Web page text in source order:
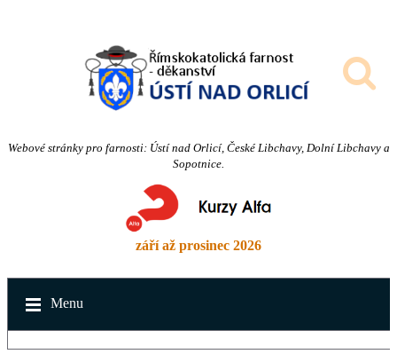
Webové stránky pro farnosti: Ústí nad Orlicí, České Libchavy, Dolní Libchavy a
Sopotnice.
září až prosinec 2026
Menu